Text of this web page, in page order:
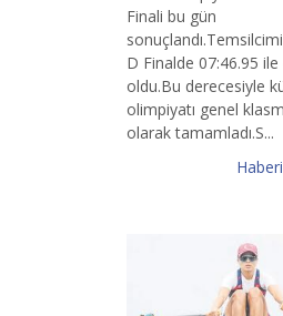
Finali bu gün
D Finalde 07:46.95
oldu.Bu derecesiyle
olimpiyatı genel
olarak tamamladı.S...